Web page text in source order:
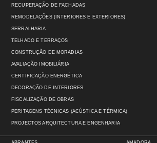
RECUPERAÇÃO DE FACHADAS
REMODELAÇÕES (INTERIORES E EXTERIORES)
SERRALHARIA
TELHADO E TERRAÇOS
CONSTRUÇÃO DE MORADIAS
AVALIAÇÃO IMOBILIÁRIA
CERTIFICAÇÃO ENERGÉTICA
DECORAÇÃO DE INTERIORES
FISCALIZAÇÃO DE OBRAS
PERITAGENS TÉCNICAS (ACÚSTICA E TÉRMICA)
PROJECTOS ARQUITECTURA E ENGENHARIA